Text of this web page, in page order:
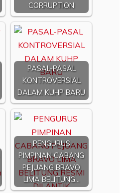
CORRUPTION
PASAL-PASAL
KONTROVERSIAL
DALAM KUHP BARU
PENGURUS
PIMPINAN CABANG
PEJUANG BRAVO
LIMA BELITUNG…